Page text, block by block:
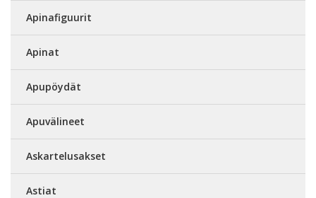
Apinafiguurit
Apinat
Apupöydät
Apuvälineet
Askartelusakset
Astiat